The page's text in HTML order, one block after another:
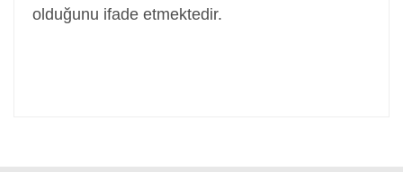
olduğunu ifade etmektedir.